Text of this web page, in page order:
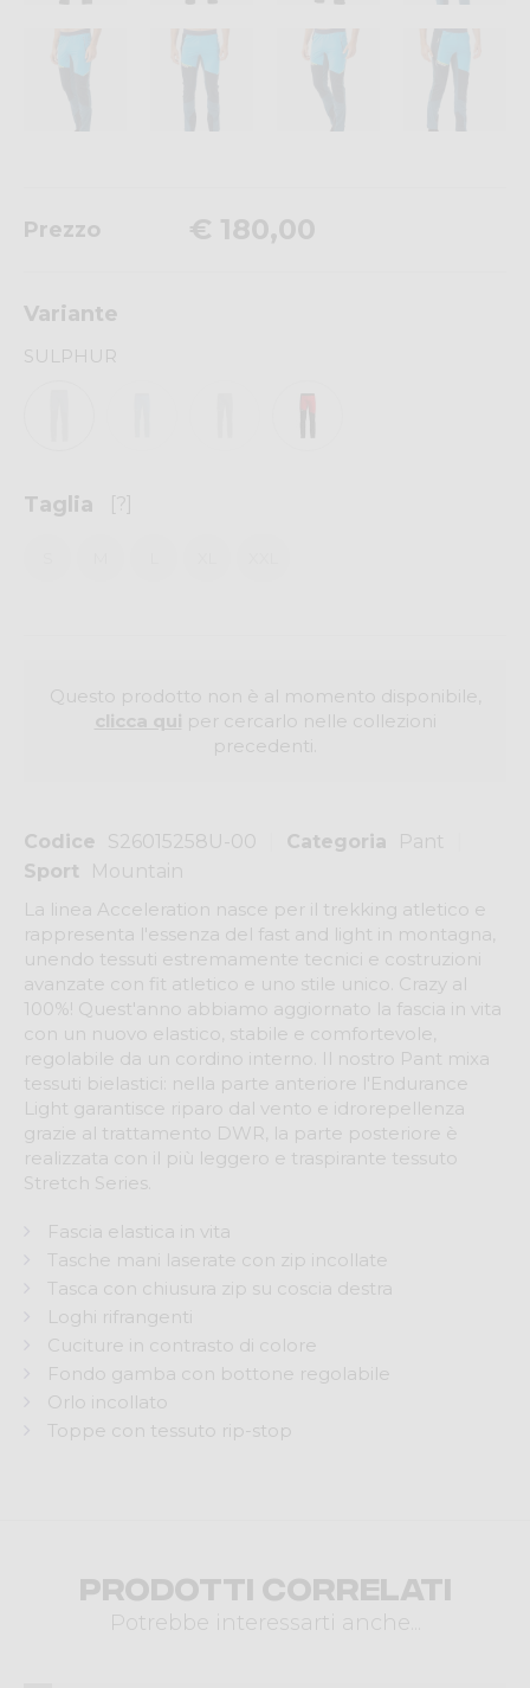
Codice S26015258U-00 Categoria
Pant
Sport
Mountain
La linea Acceleration nasce per il trekking atletico e
rappresenta l'essenza del fast and light in montagna,
unendo tessuti estremamente tecnici e costruzioni
avanzate con fit atletico e uno stile unico. Crazy al
100%! Quest'anno abbiamo aggiornato la fascia in vita
con un nuovo elastico, stabile e comfortevole,
regolabile da un cordino interno. Il nostro Pant mixa
tessuti bielastici: nella parte anteriore l'Endurance
Light garantisce riparo dal vento e idrorepellenza
grazie al trattamento DWR, la parte posteriore è
realizzata con il più leggero e traspirante tessuto
Stretch Series.
Fascia elastica in vita
Tasche mani laserate con zip incollate
Tasca con chiusura zip su coscia destra
Loghi rifrangenti
Cuciture in contrasto di colore
Fondo gamba con bottone regolabile
Orlo incollato
Toppe con tessuto rip-stop
Prezzo € 180,00
Variante
SULPHUR
Taglia [?]
Questo prodotto non è al momento disponibile,
per cercarlo nelle collezioni
precedenti.
Prodotti correlati
Potrebbe interessarti anche...